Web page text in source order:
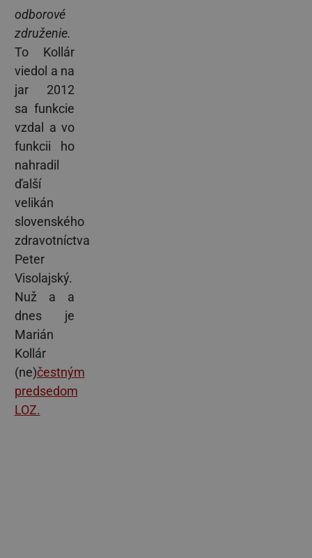
odborové
združenie.
To Kollár
viedol a na
jar 2012
sa funkcie
vzdal a vo
funkcii ho
nahradil
ďalší
velikán
slovenského
zdravotníctva
Peter
Visolajský.
Nuž a a
dnes je
Marián
Kollár
(ne)čestným
predsedom
LOZ.